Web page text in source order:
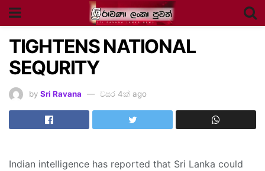
TIGHTENS NATIONAL
SEQURITY
by Sri Ravana වසර 4ක් ago
Indian intelligence has reported that Sri Lanka could